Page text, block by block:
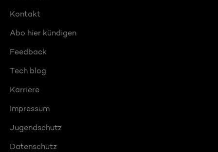
Kontakt
Abo hier kündigen
Feedback
Tech blog
Karriere
Impressum
Jugendschutz
Datenschutz